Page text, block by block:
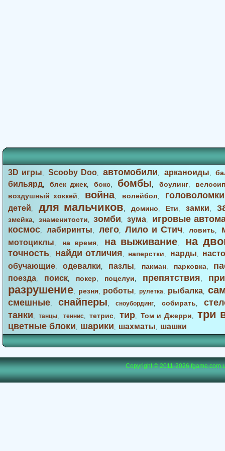
3D игры,Scooby Doo,автомобили, арканоиды,
бильярд,блек джек,бокс, бомбы, боулинг,
воздушный хоккей, война, волейбол, головоломки
детей, для мальчиков, домино, Ети, замки,
змейка, знаменитости,зомби, зума,
игровые
космос, лабиринты, лего,Лило и Стич,ловить,
мотоциклы, на время, на выживание, на
точность, найди отличия, наперстки, нарды,
обучающие, одевалки, пазлы, пакман, парковка,
поезда, поиск, покер, поцелуи, препятствия,
разрушение, резня, роботы, рулетка, рыбалка,
смешные, снайперы, сноубординг, собирать,
танки,танцы, теннис,тетрис, тир,Том и Джерри, три
цветные блоки, шарики, шахматы, шашки
Copyright © 2011-2026